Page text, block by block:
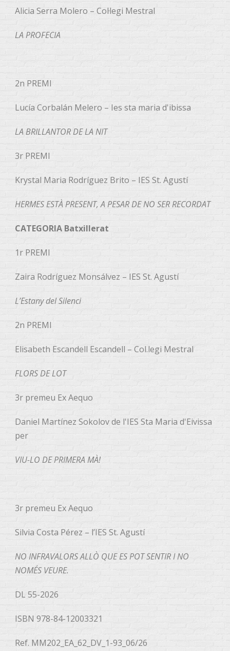
Alicia Serra Molero – Col·legi Mestral
LA PROFECIA
2n PREMI
Lucía Corbalán Melero – Ies sta maria d'ibissa
LA BRILLANTOR DE LA NIT
3r PREMI
Krystal Maria Rodríguez Brito – IES St. Agustí
HERMES ESTÀ PRESENT, A PESAR DE NO SER RECORDAT
CATEGORIA Batxillerat
1r PREMI
Zaira Rodríguez Monsálvez – IES St. Agustí
L’Estany del Silenci
2n PREMI
Elisabeth Escandell Escandell – Col.legi Mestral
FLORS DE LOT
3r premeu Ex Aequo
Daniel Martínez Sokolov de l'IES Sta Maria d'Eivissa
per
VIU-LO DE PRIMERA MÀ!
3r premeu Ex Aequo
Silvia Costa Pérez – l’IES St. Agustí
NO INFRAVALORS ALLÒ QUE ES POT SENTIR I NO
NOMÉS VEURE.
DL 55-2026
ISBN 978-84-12003321
Ref. MM202_EA_62_DV_1-93_06/26